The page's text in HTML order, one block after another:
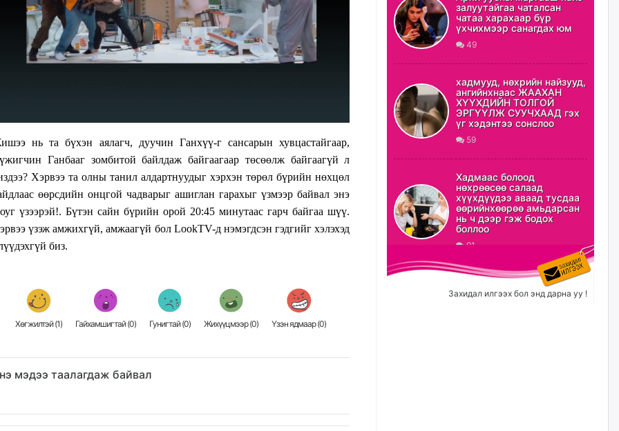
нь та бүхэн аялагч, дуучин Ганхүү-г сансарын хувцастайгаар,
Ганбааг зомбитой байлдаж байгаагаар төсөөлж байгаагүй л
Хэрвээ та олны танил алдартнуудыг хэрхэн төрөл бүрийн нөхцөл
өөрсдийн онцгой чадварыг ашиглан гарахыг үзмээр байвал энэ
үзээрэй!. Бүтэн сайн бүрийн орой 20:45 минутаас гарч байгаа шүү.
үзэж амжихгүй, амжаагүй бол LookTV-д нэмэгдсэн гэдгийг хэлэхэд
биз.
Хөгжилтэй (1) Гайхамшигтай (0) Гунигтай (0) Жихүүцмээр (0) Үзэн ядмаар (0)
мэдээ таалагдаж байвал
Б.Сэмжидмаа: Зөвшөөрлийн
шинжтэй 103 бүртгэлээс
нийслэлийн бизнес
эрхлэгчдийг чөлөөллөө
Эрэн хайж байна
6 цагийн өмнө
С.Амарсайхан: Орон сууцны
залилангаас сэргийлэхийн
тулд барилгатай холбоотой бүх
мэдээллийг харуулах шинэ
цахим систем танилцуулна
23 цагийн өмнө
“Хотын дарга сонсож байна”
150150 тусгай дугаарыг
наймдугаар сарын 14-нөөс
ажиллуулж эхэлнэ
залуутайгаа чаталсан
чатаа харахаар бүр
үхчихмээр санагдах юм
49
хадмууд, нөхрийн найзууд,
ангийнхнаас ЖААХАН
ХҮҮХДИЙН ТОЛГОЙ
ЭРГҮҮЛЖ СУУЧХААД гэх
үг хэдэнтээ сонслоо
59
Хадмаас болоод
нөхрөөсөө салаад
хүүхдүүдээ аваад тусдаа
өөрийнхөөрөө амьдарсан
нь ч дээр гэж бодох
боллоо
91
Захидал илгээх бол энд дарна уу !